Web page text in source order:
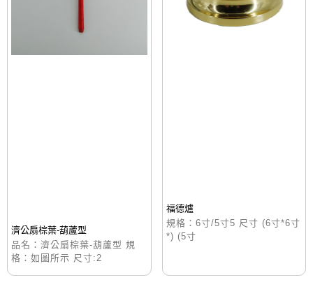
濟公扇棕葉-葫蘆型
品名：濟公扇棕葉-葫蘆型 規
格：如圖所示 尺寸:2
福德爐
規格：6寸/5寸5 尺寸 (6寸*6寸
*) (5寸